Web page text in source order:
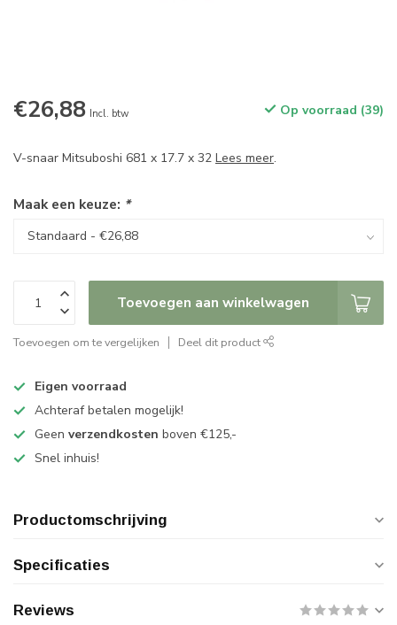
€26,88 Incl. btw Op voorraad (39)
V-snaar Mitsuboshi 681 x 17.7 x 32 Lees meer.
Maak een keuze: *
Toevoegen aan winkelwagen
Toevoegen om te vergelijken Deel dit product
Eigen voorraad
Achteraf betalen mogelijk!
Geen verzendkosten boven €125,-
Snel inhuis!
Productomschrijving
Specificaties
Reviews